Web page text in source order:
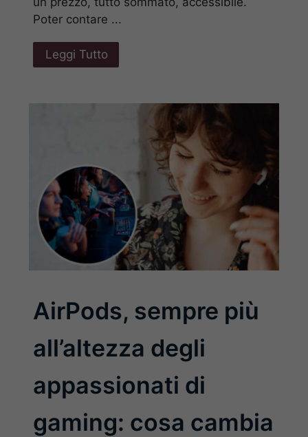
Poter contare ...
Leggi Tutto
AirPods, sempre più
all’altezza degli
appassionati di
gaming: cosa cambia